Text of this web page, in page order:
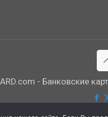
- Банковские